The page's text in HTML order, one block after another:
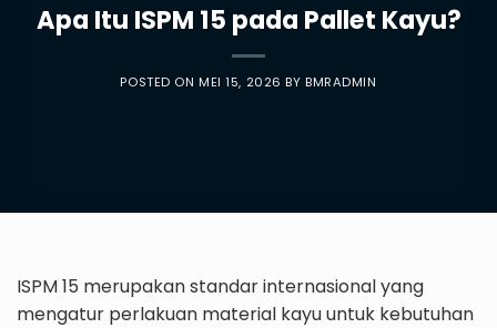
Apa Itu ISPM 15 pada Pallet Kayu?
POSTED ONMEI 15, 2026 BYBMRADMIN
ISPM 15 merupakan standar internasional yang
mengatur perlakuan material kayu untuk kebutuhan